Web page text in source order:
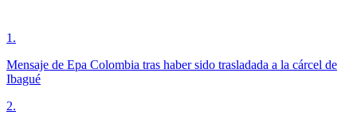
1 .
Mensaje de Epa Colombia tras haber sido trasladada a la cárcel de
Ibagué
2.